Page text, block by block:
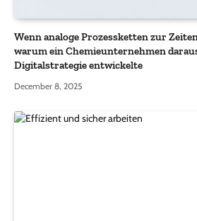
Wenn analoge Prozessketten zur
warum ein Chemieunternehmen
Digitalstrategie entwickelte
December 8, 2025